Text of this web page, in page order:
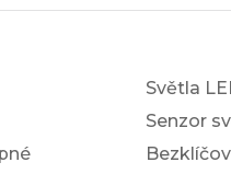
Světla
Senzor